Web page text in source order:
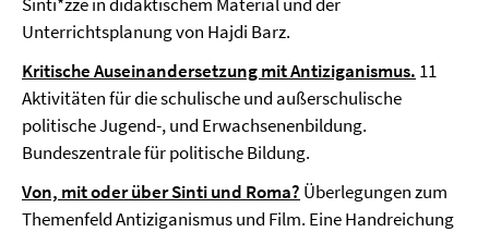
Unterrichtsplanung von Hajdi Barz.
Kritische Auseinandersetzung mit Antiziganismus. 11
Aktivitäten für die schulische und außerschulische
politische Jugend-, und Erwachsenenbildung.
Bundeszentrale für politische Bildung.
Von, mit oder über Sinti und Roma? Überlegungen zum
Themenfeld Antiziganismus und Film. Eine Handreichung